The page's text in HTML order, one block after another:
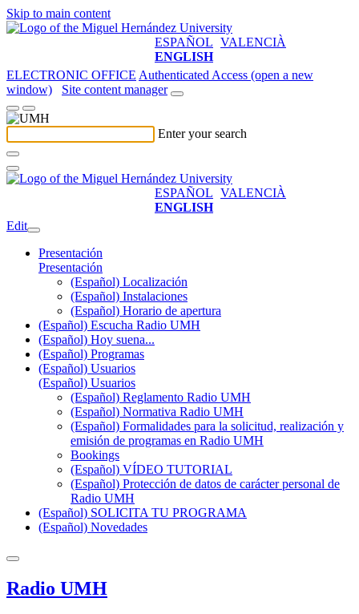
Skip to main content
ESPAÑOL VALENCIÀ
ENGLISH
ELECTRONIC OFFICE Authenticated Access (open a new
window)
Site content manager
Enter your search
ESPAÑOL VALENCIÀ
ENGLISH
Edit
Presentación
Presentación
(Español) Localización
(Español) Instalaciones
(Español) Horario de apertura
(Español) Escucha Radio UMH
(Español) Hoy suena...
(Español) Programas
(Español) Usuarios
(Español) Usuarios
(Español) Reglamento Radio UMH
(Español) Normativa Radio UMH
(Español) Formalidades para la solicitud, realización y
emisión de programas en Radio UMH
Bookings
(Español) VÍDEO TUTORIAL
(Español) Protección de datos de carácter personal de
Radio UMH
(Español) SOLICITA TU PROGRAMA
(Español) Novedades
Radio UMH